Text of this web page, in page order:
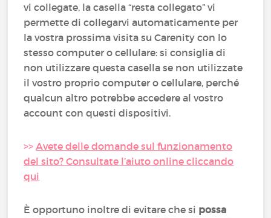
vi collegate, la casella “resta collegato” vi
permette di collegarvi automaticamente per
la vostra prossima visita su Carenity con lo
stesso computer o cellulare: si consiglia di
non utilizzare questa casella se non utilizzate
il vostro proprio computer o cellulare, perché
qualcun altro potrebbe accedere al vostro
account con questi dispositivi.
>> Avete delle domande sul funzionamento
del sito? Consultate l’aiuto online cliccando
qui
È opportuno inoltre di evitare che si possa